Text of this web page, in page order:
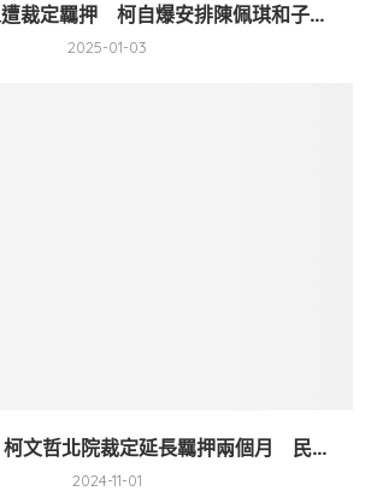
裁定羈押 柯自爆安排陳佩琪和子...
2025-01-03
柯文哲北院裁定延長羈押兩個月 民...
2024-11-01